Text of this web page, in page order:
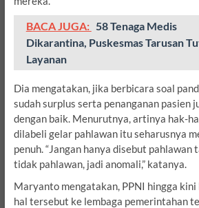
BACA JUGA: 58 Tenaga Medis
Dikarantina, Puskesmas Tarusan
Layanan
Dia mengatakan, jika berbicara soal
sudah surplus serta penanganan pasien
dengan baik. Menurutnya, artinya hak-
dilabeli gelar pahlawan itu seharusnya
penuh. “Jangan hanya disebut pahlawan
tidak pahlawan, jadi anomali,” katanya.
Maryanto mengatakan, PPNI hingga kini
hal tersebut ke lembaga pemerintahan